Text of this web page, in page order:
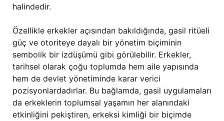
halindedir.
Özellikle erkekler açısından bakıldığında, gasil ritüeli
güç ve otoriteye dayalı bir yönetim biçiminin
sembolik bir izdüşümü gibi görülebilir. Erkekler,
tarihsel olarak çoğu toplumda hem aile yapısında
hem de devlet yönetiminde karar verici
pozisyonlardadırlar. Bu bağlamda, gasil uygulamaları
da erkeklerin toplumsal yaşamın her alanındaki
etkinliğini pekiştiren, erkeksi kimliği bir biçimde